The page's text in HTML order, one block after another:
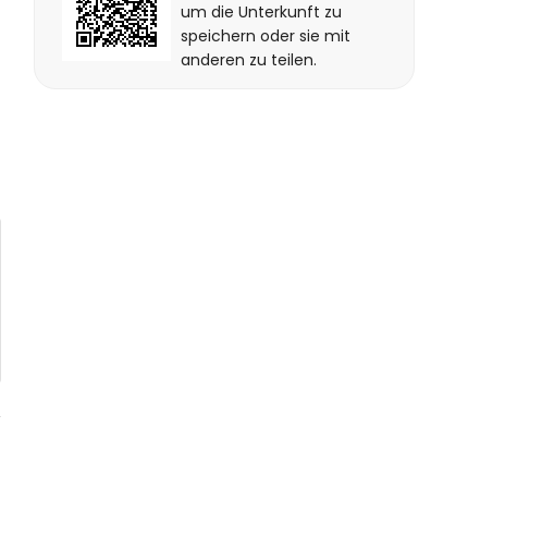
um die Unterkunft zu
speichern oder sie mit
anderen zu teilen.